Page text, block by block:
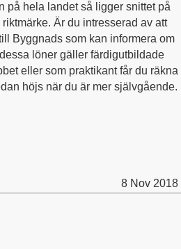
på hela landet så ligger snittet på
Är du intresserad av att
Byggnads som kan informera om
löner gäller färdigutbildade
eller som praktikant får du räkna
höjs när du är mer självgående.
8 Nov 2018